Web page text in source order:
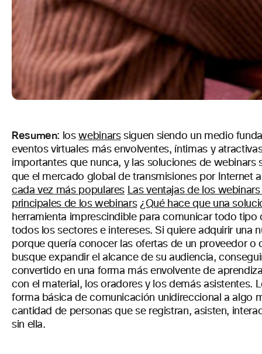
Resumen: loswebinarssiguen siendo un medio
eventos virtuales más envolventes, íntimas y
importantes que nunca, y las soluciones de
que el mercado global de transmisiones por Internet
cada vez más populares Las ventajas de los
principales de los webinars ¿Qué hace que una
herramienta imprescindible para comunicar todo
todos los sectores e intereses. Si quiere adquirir una
porque quería conocer las ofertas de un proveedor
busque expandir el alcance de su audiencia,
convertido en una forma más envolvente de
con el material, los oradores y los demás asistentes.
forma básica de comunicación unidireccional a algo
cantidad de personas que se registran, asisten,
sin ella.